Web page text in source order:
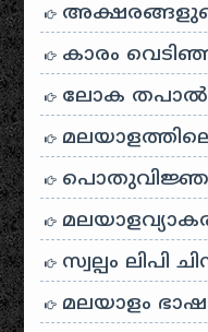
കാരം
ലോക തപാൽ
മലയാളത്തിലെ
സ്വല്പം ലിപി
മലയാളം